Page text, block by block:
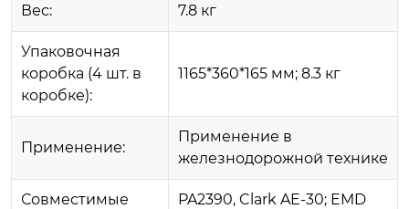
Вес: 7.8 кг
Упаковочная
коробка (4 шт. в
коробке):
1165*360*165 мм; 8.3 кг
Применение:
Применение в
железнодорожной технике
Совместимые
PA2390, Clark AE-30; EMD